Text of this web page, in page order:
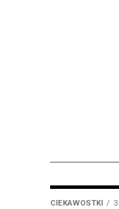
CIEKAWOSTKI